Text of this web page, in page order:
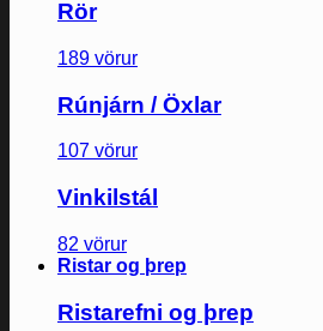
Rör
189 vörur
Rúnjárn / Öxlar
107 vörur
Vinkilstál
82 vörur
Ristar og þrep
Ristarefni og þrep